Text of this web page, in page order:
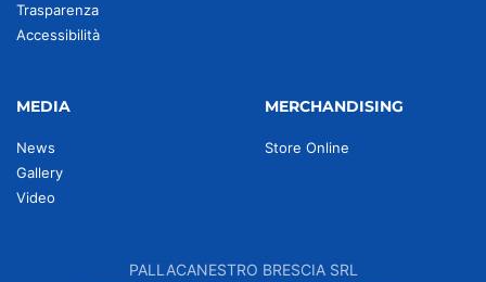
Trasparenza
Accessibilità
MEDIA
News
Gallery
Video
MERCHANDISING
Store Online
PALLACANESTRO BRESCIA SRL